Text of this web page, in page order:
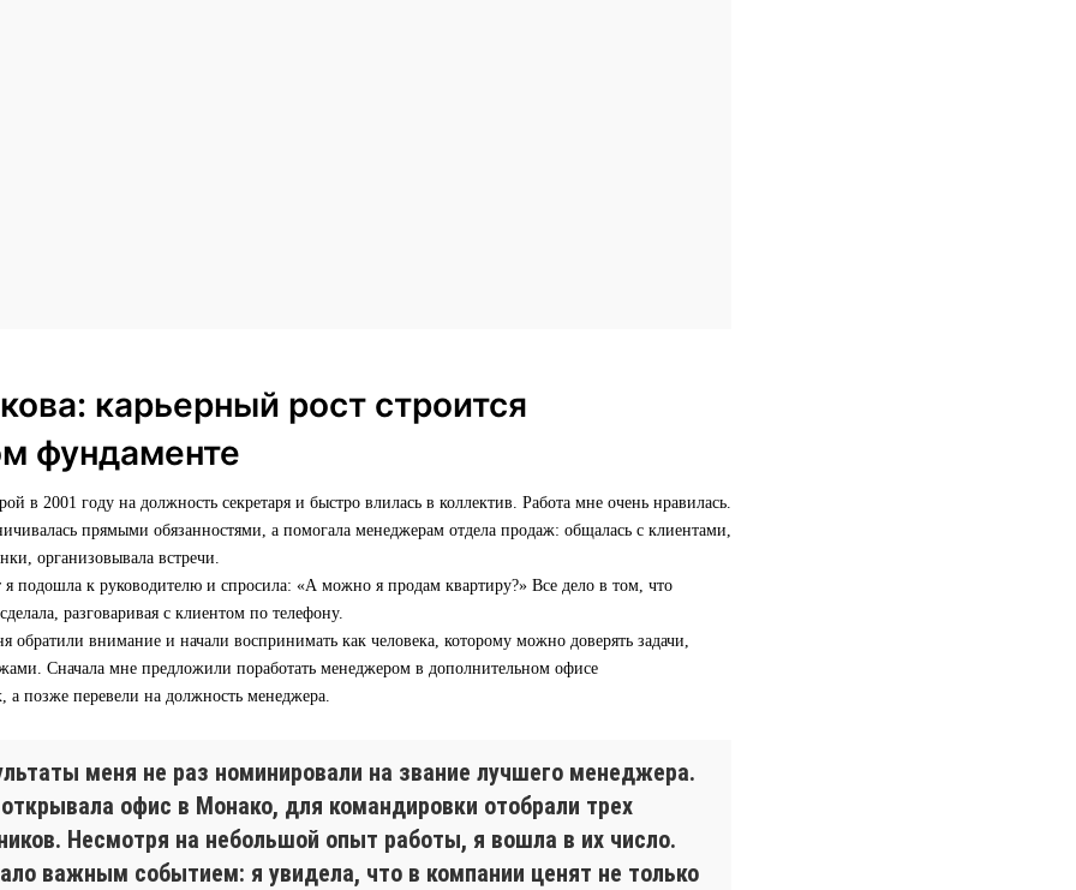
карьерный рост строится
фундаменте
в 2001 году на должность секретаря и быстро влилась в коллектив. Работа мне очень нравилась.
прямыми обязанностями, а помогала менеджерам отдела продаж: общалась с клиентами,
организовывала встречи.
подошла к руководителю и спросила: «А можно я продам квартиру?» Все дело в том, что
разговаривая с клиентом по телефону.
обратили внимание и начали воспринимать как человека, которому можно доверять задачи,
Сначала мне предложили поработать менеджером в дополнительном офисе
а позже перевели на должность менеджера.
меня не раз номинировали на звание лучшего менеджера.
офис в Монако, для командировки отобрали трех
Несмотря на небольшой опыт работы, я вошла в их число.
важным событием: я увидела, что в компании ценят не только